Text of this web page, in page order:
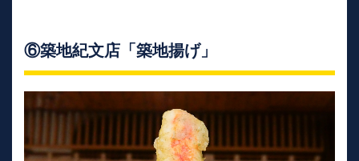
⑥築地紀文店「築地揚げ」